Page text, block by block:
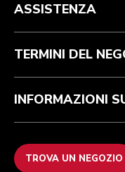
Garanzia e documentazione
Contattaci
Resi e rimborsi
Imprint
ODR
ASSISTENZA
TERMINI DEL
INFORMAZIONI
TROVA UN NEGOZIO